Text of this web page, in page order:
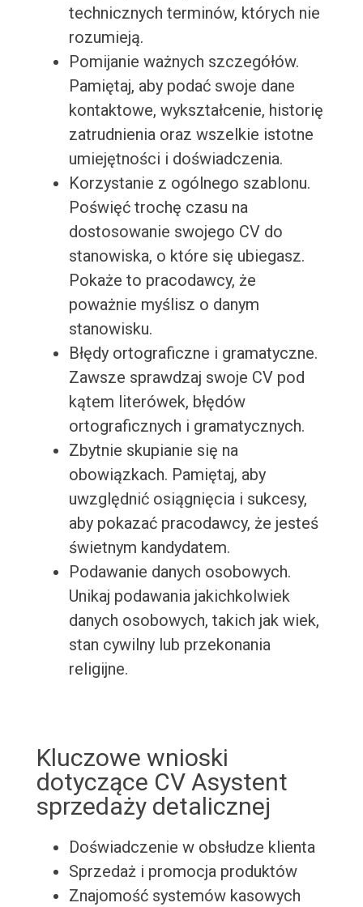
technicznych terminów, których nie
rozumieją.
Pomijanie ważnych szczegółów.
Pamiętaj, aby podać swoje dane
kontaktowe, wykształcenie, historię
zatrudnienia oraz wszelkie istotne
umiejętności i doświadczenia.
Korzystanie z ogólnego szablonu.
Poświęć trochę czasu na
dostosowanie swojego CV do
stanowiska, o które się ubiegasz.
Pokaże to pracodawcy, że
poważnie myślisz o danym
stanowisku.
Błędy ortograficzne i gramatyczne.
Zawsze sprawdzaj swoje CV pod
kątem literówek, błędów
ortograficznych i gramatycznych.
Zbytnie skupianie się na
obowiązkach. Pamiętaj, aby
uwzględnić osiągnięcia i sukcesy,
aby pokazać pracodawcy, że jesteś
świetnym kandydatem.
Podawanie danych osobowych.
Unikaj podawania jakichkolwiek
danych osobowych, takich jak wiek,
stan cywilny lub przekonania
religijne.
Kluczowe wnioski
dotyczące CV Asystent
sprzedaży detalicznej
Doświadczenie w obsłudze klienta
Sprzedaż i promocja produktów
Znajomość systemów kasowych